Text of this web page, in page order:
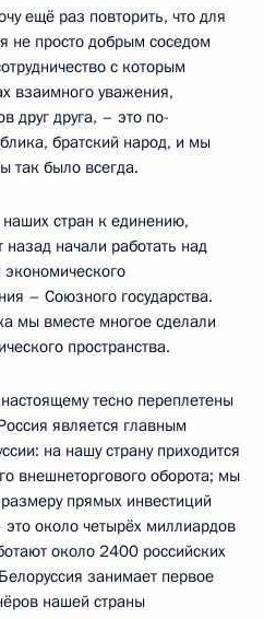
ещё раз повторить, что для
не просто добрым соседом
с которым
взаимного уважения,
друг друга, – это по-
братский народ, и мы
так было всегда.
стран к единению,
начали работать над
– Союзного государства.
мы вместе многое сделали
пространства.
тесно переплетены
является главным
на нашу страну приходится
внешнеторгового оборота; мы
прямых инвестиций
около четырёх миллиардов
около 2400 российских
занимает первое
нашей страны